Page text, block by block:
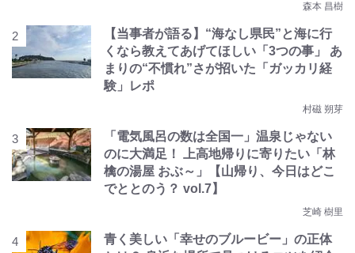
森本 昌樹
【当事者が語る】“海なし県民”と海に行
くなら教えてあげてほしい「3つの事」 あ
まりの“不慣れ”さが招いた「ガッカリ経
験」レポ
村磁 朔芽
「電気風呂の数は全国一」温泉じゃない
のに大満足！ 上高地帰りに寄りたい「林
檎の湯屋 おぶ～」【山帰り、今日はどこ
でととのう？ vol.7】
芝崎 樹里
青く美しい「幸せのブルービー」の正体